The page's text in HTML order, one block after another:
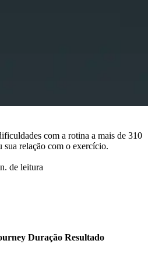
com a rotina a mais de 310
sua relação com o exercício.
de leitura
Duração Resultado